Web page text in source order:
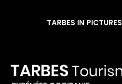
TARBES IN PICTURES